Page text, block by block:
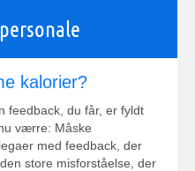
kalorier?
feedback, du får, er fyldt
værre: Måske
med feedback, der
store misforståelse, der